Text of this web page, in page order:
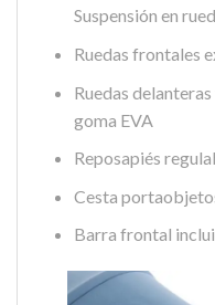
Suspensión en
Ruedas frontales
Ruedas
goma EVA
Reposapiés
Cesta
Barra frontal